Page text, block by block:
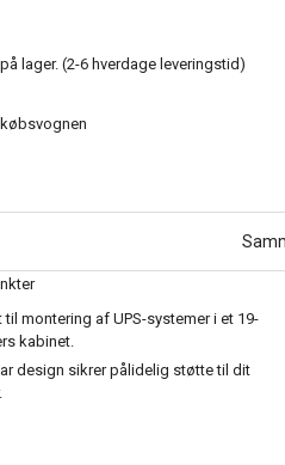
til montering af UPS-systemer i et 19-
kabinet.
design sikrer pålidelig støtte til dit
lager. (2-6 hverdage leveringstid)